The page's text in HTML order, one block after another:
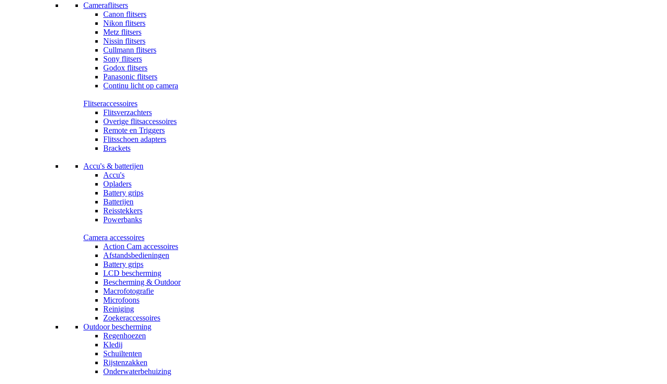
Cameraflitsers
Canon flitsers
Nikon flitsers
Metz flitsers
Nissin flitsers
Cullmann flitsers
Sony flitsers
Godox flitsers
Panasonic flitsers
Continu licht op camera
Flitseraccessoires
Flitsverzachters
Overige flitsaccessoires
Remote en Triggers
Flitsschoen adapters
Brackets
Accu's & batterijen
Accu's
Opladers
Battery grips
Batterijen
Reisstekkers
Powerbanks
Camera accessoires
Action Cam accessoires
Afstandsbedieningen
Battery grips
LCD bescherming
Bescherming & Outdoor
Macrofotografie
Microfoons
Reiniging
Zoekeraccessoires
Outdoor bescherming
Regenhoezen
Kledij
Schuiltenten
Rijstenzakken
Onderwaterbehuizing